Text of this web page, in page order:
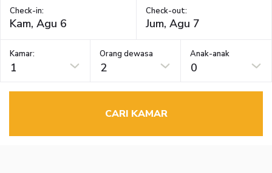
Check-in: Check-out:
Kamar:
1
Orang dewasa
2
Anak-anak
0
CARI KAMAR